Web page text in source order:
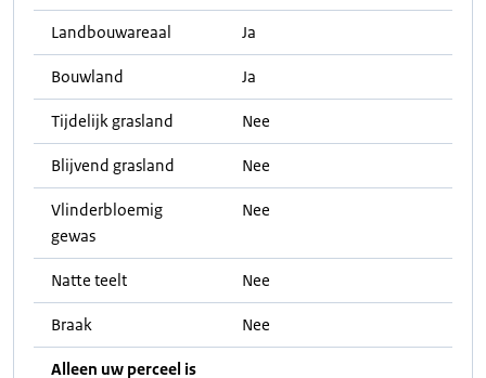
Landbouwareaal Ja
Bouwland Ja
Tijdelijk grasland Nee
Blijvend grasland Nee
Vlinderbloemig
gewas
Nee
Natte teelt Nee
Braak Nee
Alleen uw perceel is